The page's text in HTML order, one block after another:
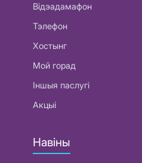
Відэадамафон
Тэлефон
Хостынг
Мой горад
Іншыя паслугі
Акцыі
Навіны